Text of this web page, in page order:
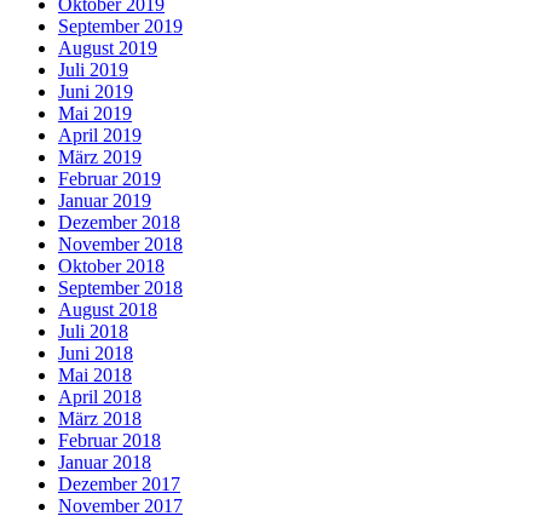
Oktober 2019
September 2019
August 2019
Juli 2019
Juni 2019
Mai 2019
April 2019
März 2019
Februar 2019
Januar 2019
Dezember 2018
November 2018
Oktober 2018
September 2018
August 2018
Juli 2018
Juni 2018
Mai 2018
April 2018
März 2018
Februar 2018
Januar 2018
Dezember 2017
November 2017